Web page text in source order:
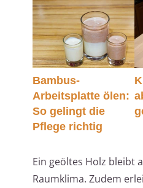
Bambus-
Arbeitsplatte ölen:
So gelingt die
Pflege richtig
Ein geöltes Holz bleibt
Raumklima. Zudem